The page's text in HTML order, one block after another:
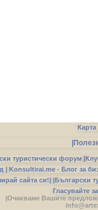
туристически форум |
| Konsultirai.me - Блог за
сайта си!| |Български
Гласувайте
|Очакваме Вашите